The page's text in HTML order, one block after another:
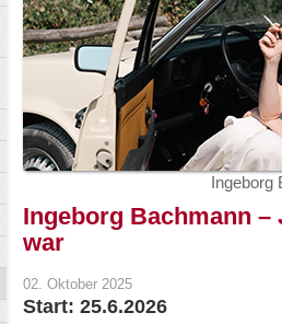
Ingeborg
Ingeborg Bachmann
war
02. Oktober 2025
Start: 25.6.2026